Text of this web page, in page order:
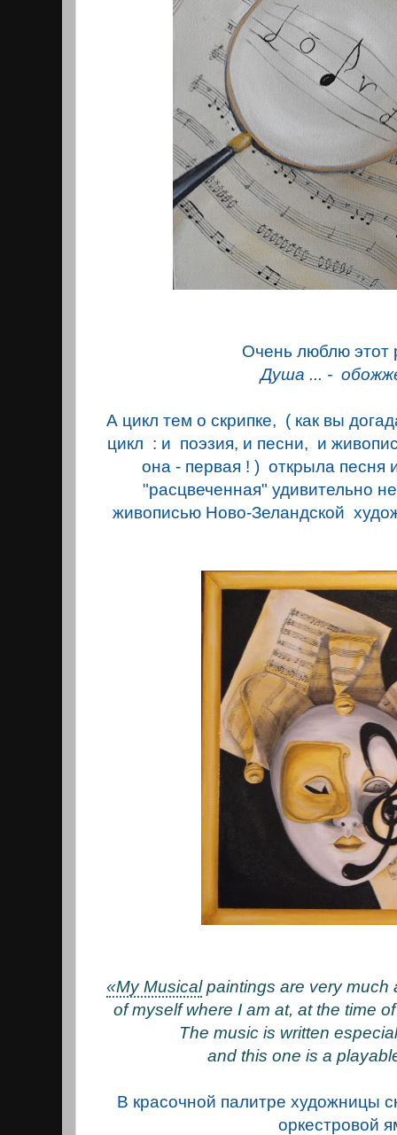
Очень люблю этот
Душа ... -
А цикл тем о скрипке, ( как вы
цикл : и поэзия, и песни, и
она - первая ! ) открыла песня
"расцвеченная" удивительно
живописью Ново-Зеландской
«My Musicalpaintings are very much
of myself where I am at, at the time
The music is written
and this one is a
В красочной палитре художницы
оркестровой